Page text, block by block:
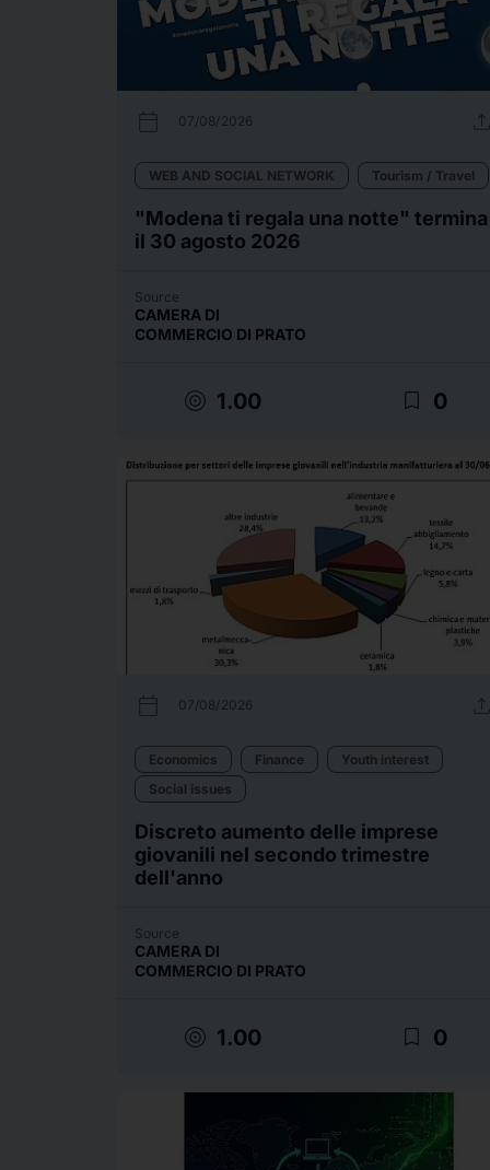
calendar_today 07/08/2026
WEB AND SOCIAL NETWORK Tourism / Travel
"Modena ti regala una notte" termina
il 30 agosto 2026
Source
CAMERA DI
COMMERCIO DI PRATO
target 1.00 bookmark_border 0
calendar_today 07/08/2026
Economics Finance
Youth interest
Social issues
Discreto aumento delle imprese
giovanili nel secondo trimestre
dell'anno
Source
CAMERA DI
COMMERCIO DI PRATO
target 1.00 bookmark_border 0